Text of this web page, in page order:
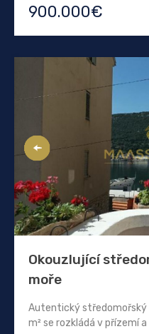
900.000€
Okouzlující
moře
Autentický středomořský
m² se rozkládá v přízemí